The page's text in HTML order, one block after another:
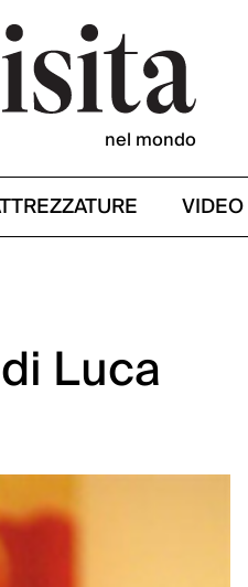
nel mondo
VIDEO
Luca